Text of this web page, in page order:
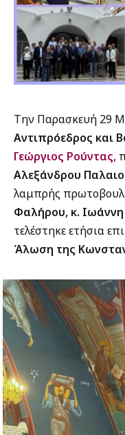
Την Παρασκευή 29
Αντιπρόεδρος και
Γεώργιος Ρούντας,
Αλεξάνδρου
λαμπρής
Φαλήρου, κ.
τελέστηκε ετήσια
Άλωση της